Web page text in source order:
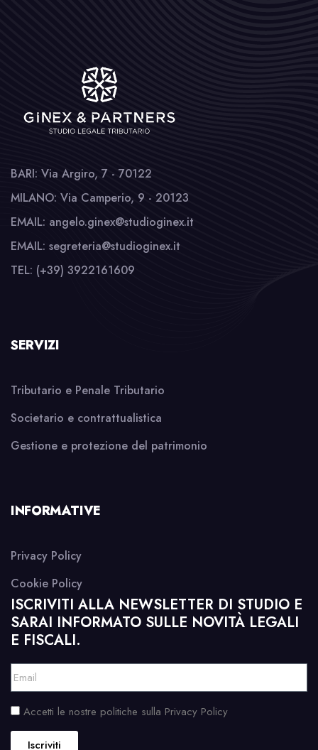
BARI: Via Argiro, 7 - 70122
MILANO: Via Camperio, 9 - 20123
EMAIL: angelo.ginex@studioginex.it
EMAIL: segreteria@studioginex.it
TEL: (+39) 3922161609
SERVIZI
Tributario e Penale Tributario
Societario e contrattualistica
Gestione e protezione del patrimonio
INFORMATIVE
Privacy Policy
Cookie Policy
ISCRIVITI ALLA NEWSLETTER DI STUDIO E
SARAI INFORMATO SULLE NOVITÀ LEGALI
E FISCALI.
Accetti le nostre politiche sulla Privacy Policy
Iscriviti